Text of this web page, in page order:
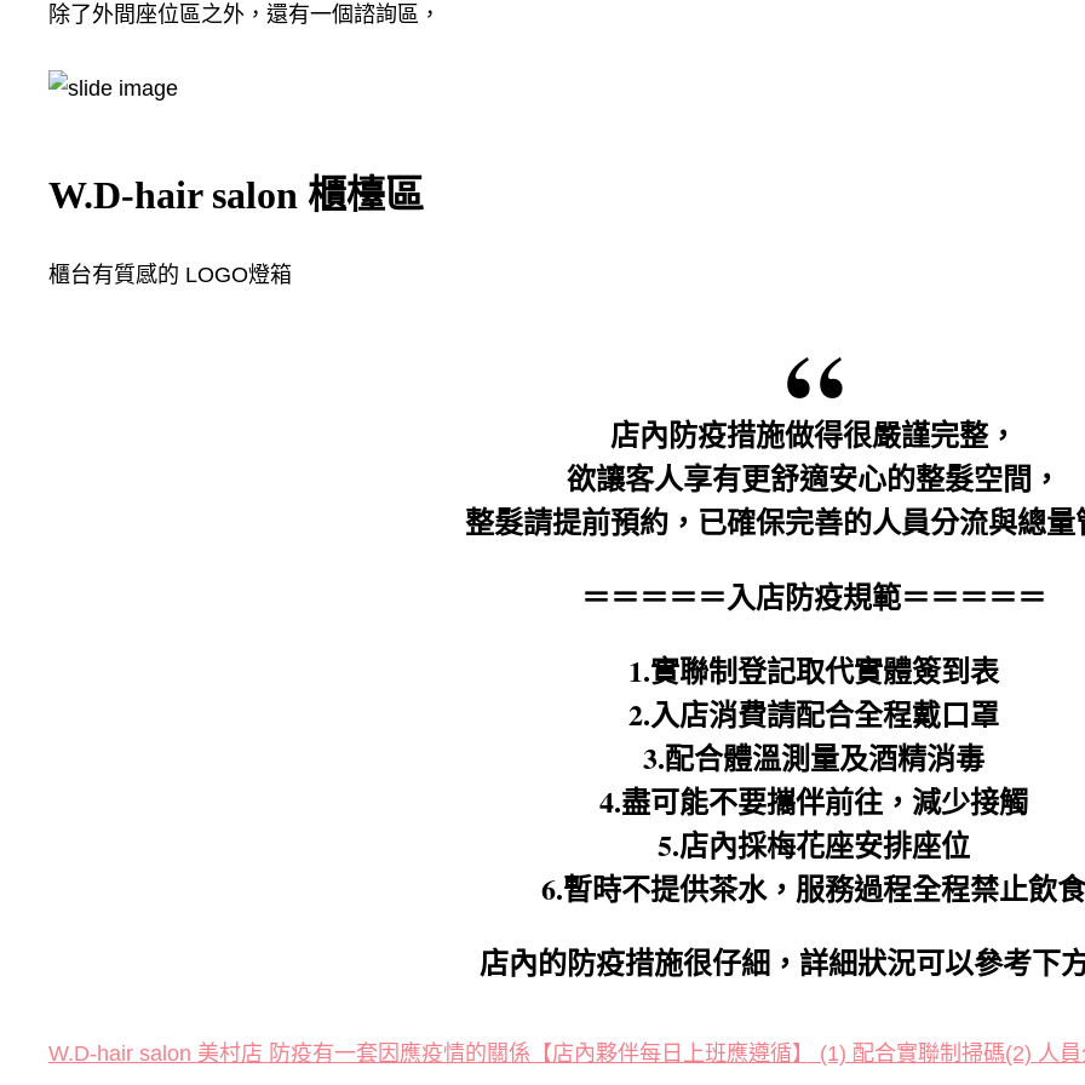
除了外間座位區之外，還有一個諮詢區，
W.D-hair salon 櫃檯區
櫃台有質感的 LOGO燈箱
店內防疫措施做得很嚴謹完整，
欲讓客人享有更舒適安心的整髮空間，
整髮請提前預約，已確保完善的人員分流與總量
＝＝＝＝＝入店防疫規範＝＝＝＝＝
1.實聯制登記取代實體簽到表
2.入店消費請配合全程戴口罩
3.配合體溫測量及酒精消毒
4.盡可能不要攜伴前往，減少接觸
5.店內採梅花座安排座位
6.暫時不提供茶水，服務過程全程禁止飲食
店內的防疫措施很仔細，詳細狀況可以參考下
W.D-hair salon 美村店 防疫有一套因應疫情的關係【店內夥伴每日上班應遵循】 (1) 配合實聯制掃碼(2) 人